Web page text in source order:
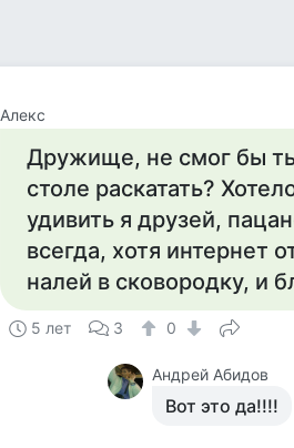
Алекс
Дружище, не смог бы
столе раскатать?
удивить я друзей,
всегда, хотя интернет
налей в сковородку, и
5 лет 3 0
Андрей Абидов
Вот это да!!!!